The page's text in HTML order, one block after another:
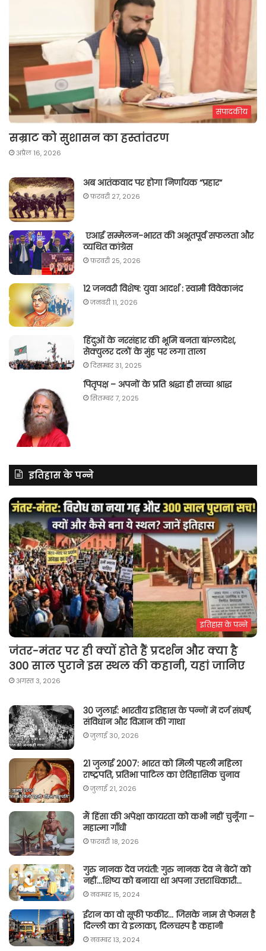
संपादकीय
सम्राट को सुशासन का हस्तांतरण
अप्रैल 16, 2026
अब आतंकवाद पर होगा निर्णायक “प्रहार“
फ़रवरी 27, 2026
एआई सम्मेलन-भारत की अभूतपूर्व सफलता और
व्यथित कांग्रेस
फ़रवरी 25, 2026
12 जनवरी विशेष: युवा आदर्श : स्वामी विवेकानंद
जनवरी 11, 2026
हिंदुओं के नरसंहार की भूमि बनता बांग्लादेश,
सेक्युलर दलों के मुंह पर लगा ताला
दिसम्बर 31, 2025
पितृपक्ष – अपनों के प्रति श्रद्धा ही सच्चा श्राद्ध
सितम्बर 7, 2025
इतिहास के पन्ने
इतिहास के पन्ने
जंतर-मंतर पर ही क्यों होते हैं प्रदर्शन और क्या है
300 साल पुराने इस स्थल की कहानी, यहां जानिए
अगस्त 3, 2026
30 जुलाई: भारतीय इतिहास के पन्नों में दर्ज संघर्ष,
संविधान और विज्ञान की गाथा
जुलाई 30, 2026
21 जुलाई 2007: भारत को मिली पहली महिला
राष्ट्रपति, प्रतिभा पाटिल का ऐतिहासिक चुनाव
जुलाई 21, 2026
मैं हिंसा की अपेक्षा कायरता को कभी नहीं चुनूँगा –
महात्मा गाँधी
फ़रवरी 18, 2026
गुरु नानक देव जयंती: गुरु नानक देव ने बेटों को
नहीं…शिष्य को बनाया था अपना उत्तराधिकारी…
नवम्बर 15, 2024
ईरान का वो सूफी फकीर… जिसके नाम से फेमस है
दिल्ली का ये इलाका, दिलचस्प है कहानी
नवम्बर 13, 2024